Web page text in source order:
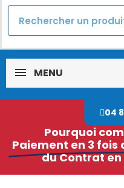
MENU
04
Pourquoi
Paiement en 3 fois
du Contrat